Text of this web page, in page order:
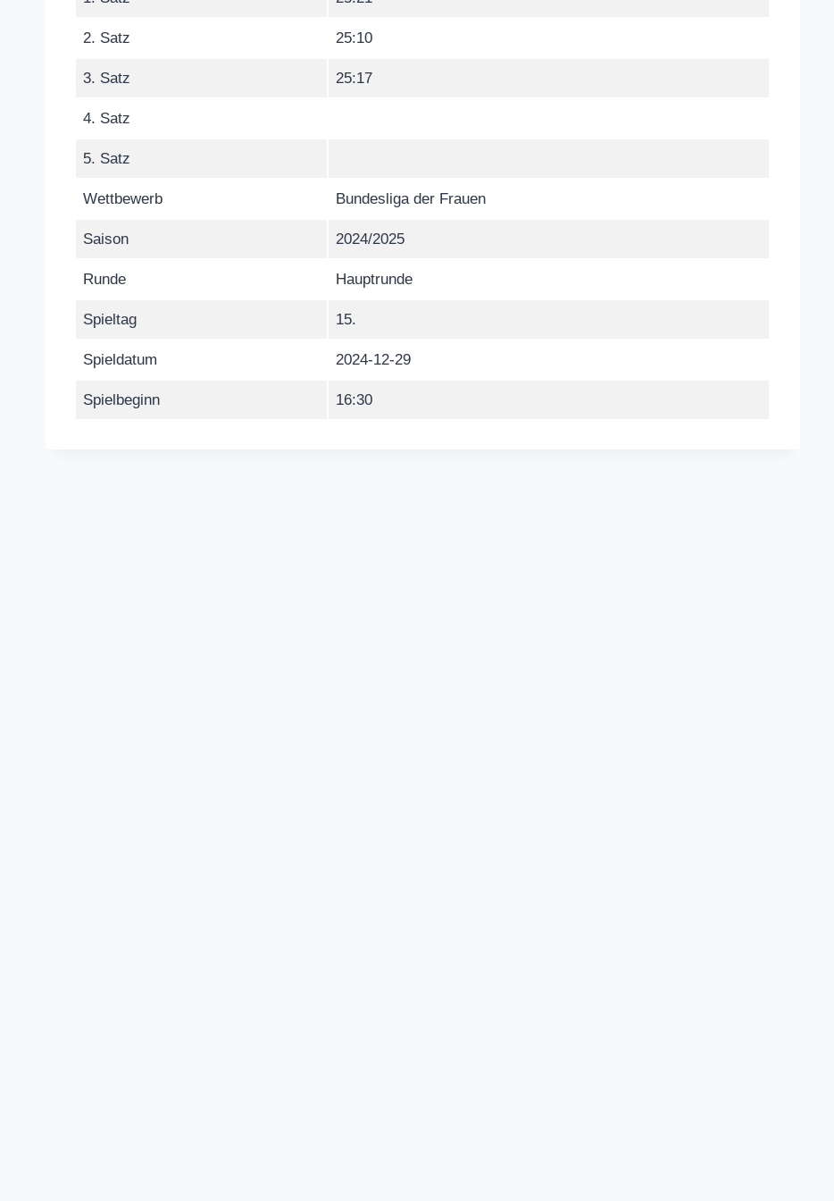
2. Satz 25:10
3. Satz 25:17
4. Satz
5. Satz
Wettbewerb Bundesliga der Frauen
Saison 2024/2025
Runde Hauptrunde
Spieltag 15.
Spieldatum 2024-12-29
Spielbeginn 16:30